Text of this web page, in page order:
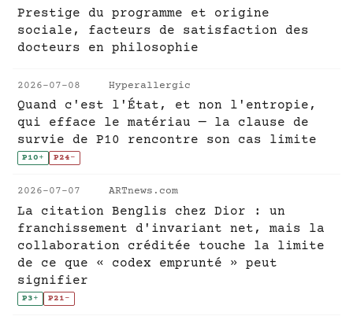
Prestige du programme et origine
sociale, facteurs de satisfaction des
docteurs en philosophie
2026-07-08 Hyperallergic
Quand c'est l'État, et non l'entropie,
qui efface le matériau — la clause de
survie de P10 rencontre son cas limite
P10+ P24-
2026-07-07 ARTnews.com
La citation Benglis chez Dior : un
franchissement d'invariant net, mais la
collaboration créditée touche la limite
de ce que « codex emprunté » peut
signifier
P3+ P21-